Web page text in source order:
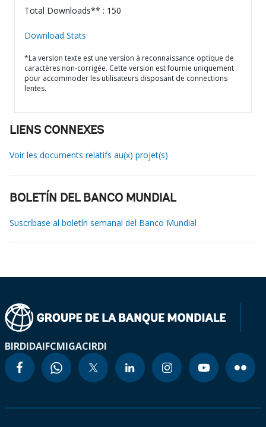
Total Downloads** : 150
Download Stats
*La version texte est une version à reconnaissance optique de
caractères non-corrigée. Cette version est fournie uniquement
pour accommoder les utilisateurs disposant de connections
lentes.
LIENS CONNEXES
Voir les documents relatifs au(x) projet(s)
BOLETÍN DEL BANCO MUNDIAL
Suscríbase al boletín semanal del Banco Mundial
BIRDIDAIFCMIGACIRDI